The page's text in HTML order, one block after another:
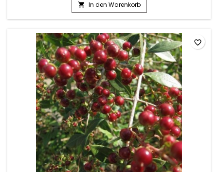
 In den Warenkorb
favorite_border